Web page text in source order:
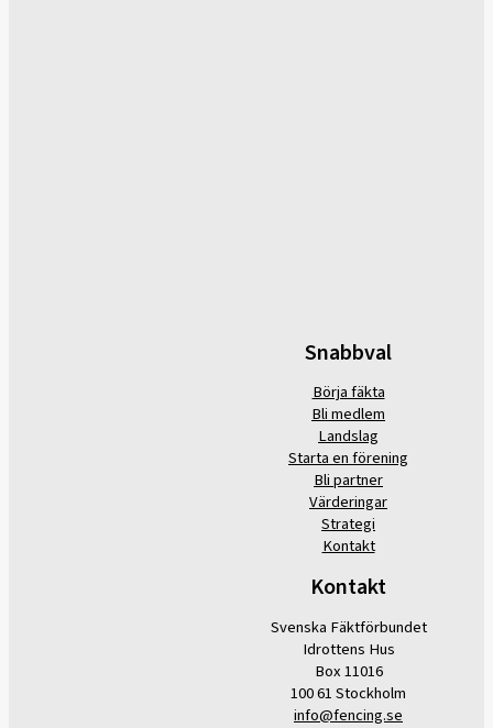
Snabbval
Börja fäkta
Bli medlem
Landslag
Starta en förening
Bli partner
Värderingar
Strategi
Kontakt
Kontakt
Svenska Fäktförbundet
Idrottens Hus
Box 11016
100 61 Stockholm
info@fencing.se